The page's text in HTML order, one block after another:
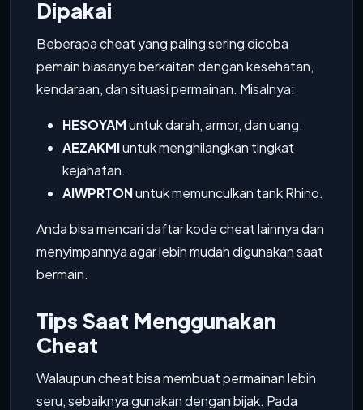
Dipakai
Beberapa cheat yang paling sering dicoba
pemain biasanya berkaitan dengan kesehatan,
kendaraan, dan situasi permainan. Misalnya:
HESOYAMuntuk darah, armor, dan uang.
AEZAKMIuntuk menghilangkan tingkat
kejahatan.
AIWPRTONuntuk memunculkan tank Rhino.
Anda bisa mencari daftar kode cheat lainnya dan
menyimpannya agar lebih mudah digunakan saat
bermain.
Tips Saat Menggunakan
Cheat
Walaupun cheat bisa membuat permainan lebih
seru, sebaiknya gunakan dengan bijak. Pada